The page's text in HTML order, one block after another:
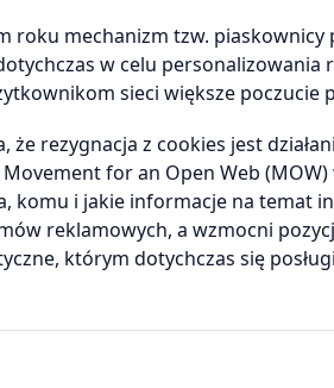
roku mechanizm tzw.
w celu
sieci większe poczucie
rezygnacja z cookies jest
Movement for an Open Web
komu i jakie informacje na temat
reklamowych, a wzmocni
którym dotychczas się